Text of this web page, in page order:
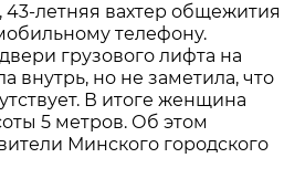
43-летняя вахтер общежития
телефону.
грузового лифта на
внутрь, но не заметила, что
В итоге женщина
5 метров. Об этом
Минского городского